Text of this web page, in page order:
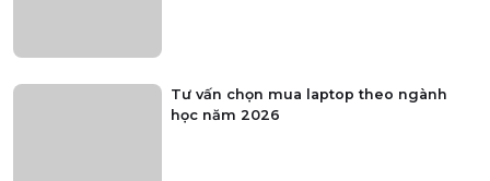
Tư vấn chọn mua laptop theo ngành
học năm 2026